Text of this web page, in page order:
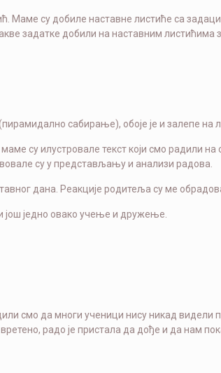
Маме су добиле наставне листиће са
задатке добили на наставним листићима
сабирање), обоје је и залепе на
су илустровале текст који смо радили на
су у представљању и анализи радова.
дана. Реакције родитеља су ме
још једно овако учење и дружење.
смо да многи ученици нису никад видели
радо је пристала да дође и да нам